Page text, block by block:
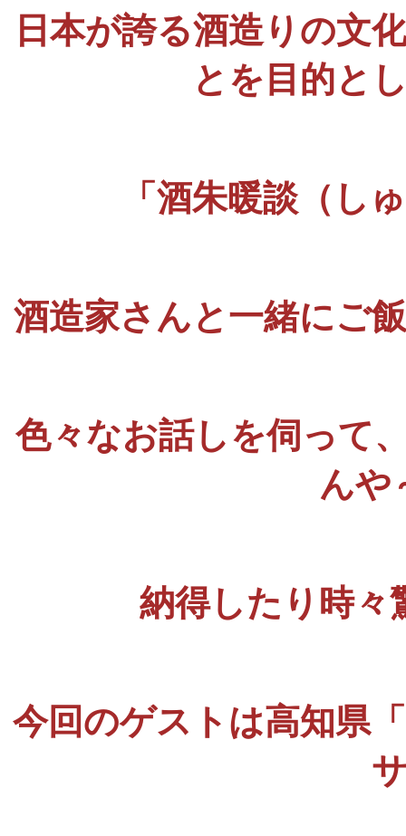
日本が誇る酒造りの文
とを目的と
「酒朱暖談（し
酒造家さんと一緒にご
色々なお話しを伺って
ん
納得したり時々
今回のゲストは高知県